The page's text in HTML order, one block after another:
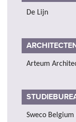
De Lijn
Arteum
Sweco